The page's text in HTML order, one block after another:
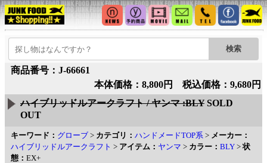
商品番号：J-66661
本体価格：8,800円 税込価格：9,680円
ハイブリッドルアークラフト / ヤンマ :BLYSOLD
OUT
キーワード： グローブ > カテゴリ： ハンドメードTOP系 > メーカー：
ハイブリッドルアークラフト > アイテム： ヤンマ > カラー： BLY >状
態： EX+